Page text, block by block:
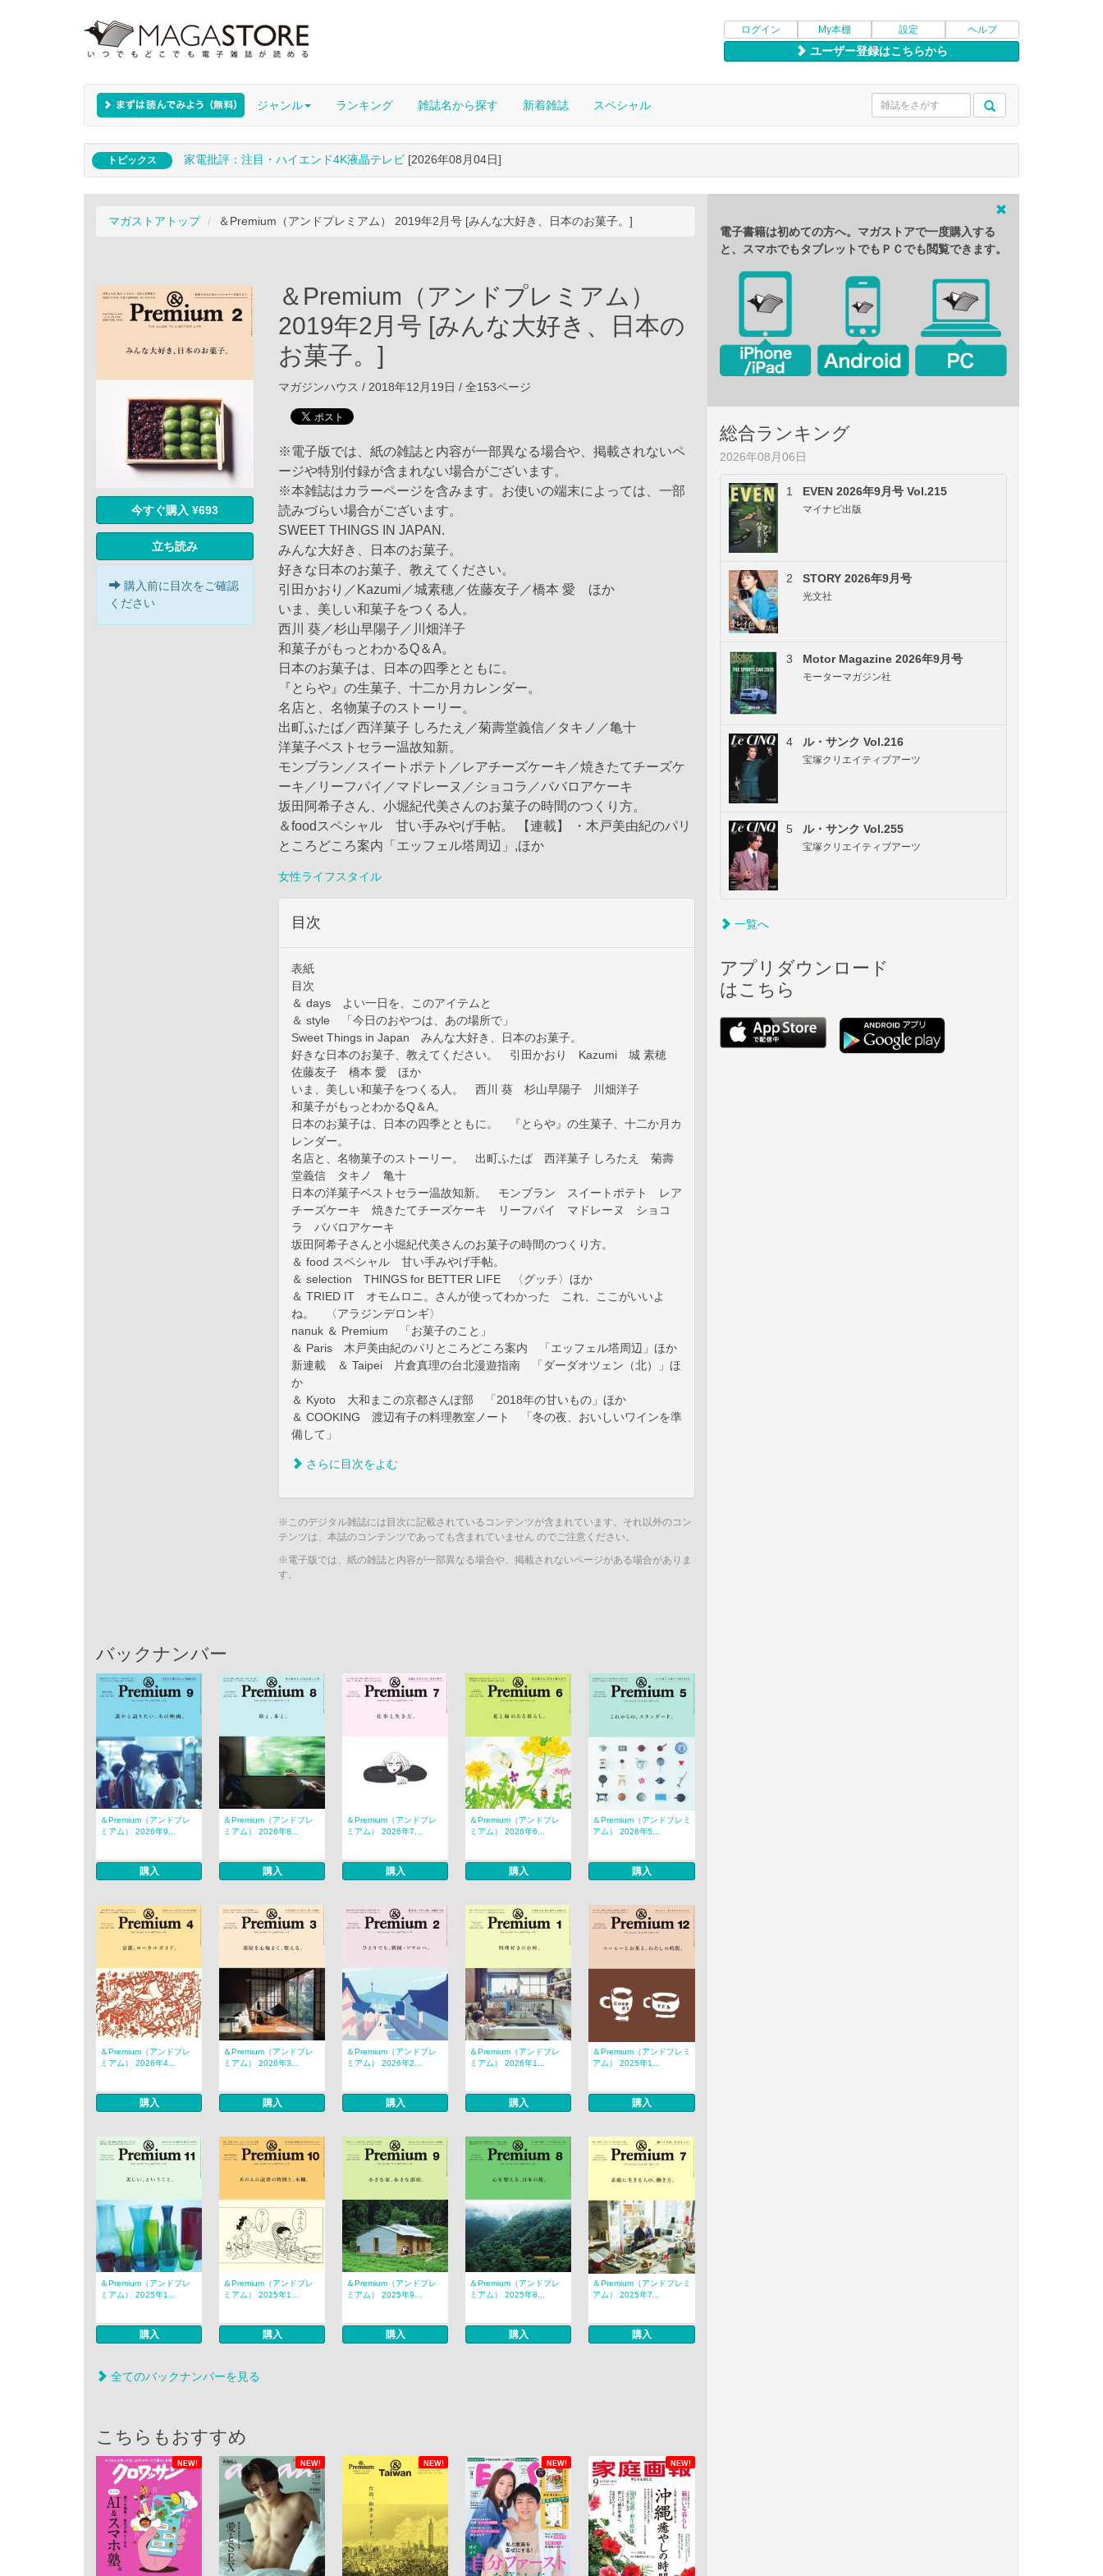
ログイン My本棚 設定 ヘルプ
ユーザー登録はこちらから
ジャンル ランキング 雑誌名から探す 新着雑誌 スペシャル
トピックス 家電批評：注目・ハイエンド4K液晶テレビ [2026年08月04日]
マガストアトップ ＆Premium（アンドプレミアム） 2019年2月号 [みんな大好き、日本のお菓子。]
今すぐ購入 ¥693
立ち読み
購入前に目次をご確認
ください
＆Premium（アンドプレミアム）
2019年2月号 [みんな大好き、日本の
お菓子。]
マガジンハウス / 2018年12月19日 / 全153ページ
※電子版では、紙の雑誌と内容が一部異なる場合や、掲載されないペ
ージや特別付録が含まれない場合がございます。
※本雑誌はカラーページを含みます。お使いの端末によっては、一部
読みづらい場合がございます。
SWEET THINGS IN JAPAN.
みんな大好き、日本のお菓子。
好きな日本のお菓子、教えてください。
引田かおり／Kazumi／城素穂／佐藤友子／橋本 愛 ほか
いま、美しい和菓子をつくる人。
西川 葵／杉山早陽子／川畑洋子
和菓子がもっとわかるQ＆A。
日本のお菓子は、日本の四季とともに。
『とらや』の生菓子、十二か月カレンダー。
名店と、名物菓子のストーリー。
出町ふたば／西洋菓子 しろたえ／菊壽堂義信／タキノ／亀十
洋菓子ベストセラー温故知新。
モンブラン／スイートポテト／レアチーズケーキ／焼きたてチーズケ
ーキ／リーフパイ／マドレーヌ／ショコラ／ババロアケーキ
坂田阿希子さん、小堀紀代美さんのお菓子の時間のつくり方。
＆foodスペシャル 甘い手みやげ手帖。 【連載】 ・木戸美由紀のパリ
ところどころ案内「エッフェル塔周辺」,ほか
女性ライフスタイル
目次
表紙
目次
＆ days よい一日を、このアイテムと
＆ style 「今日のおやつは、あの場所で」
Sweet Things in Japan みんな大好き、日本のお菓子。
好きな日本のお菓子、教えてください。 引田かおり Kazumi 城 素穂
佐藤友子 橋本 愛 ほか
いま、美しい和菓子をつくる人。 西川 葵 杉山早陽子 川畑洋子
和菓子がもっとわかるQ＆A。
日本のお菓子は、日本の四季とともに。 『とらや』の生菓子、十二か月カ
レンダー。
名店と、名物菓子のストーリー。 出町ふたば 西洋菓子 しろたえ 菊壽
堂義信 タキノ 亀十
日本の洋菓子ベストセラー温故知新。 モンブラン スイートポテト レア
チーズケーキ 焼きたてチーズケーキ リーフパイ マドレーヌ ショコ
ラ ババロアケーキ
坂田阿希子さんと小堀紀代美さんのお菓子の時間のつくり方。
＆ food スペシャル 甘い手みやげ手帖。
＆ selection THINGS for BETTER LIFE 〈グッチ〉ほか
＆ TRIED IT オモムロニ。さんが使ってわかった これ、ここがいいよ
ね。 〈アラジンデロンギ〉
nanuk ＆ Premium 「お菓子のこと」
＆ Paris 木戸美由紀のパリところどころ案内 「エッフェル塔周辺」ほか
新連載 ＆ Taipei 片倉真理の台北漫遊指南 「ダーダオツェン（北）」ほ
か
＆ Kyoto 大和まこの京都さんぽ部 「2018年の甘いもの」ほか
＆ COOKING 渡辺有子の料理教室ノート 「冬の夜、おいしいワインを準
備して」
さらに目次をよむ
※このデジタル雑誌には目次に記載されているコンテンツが含まれています。それ以外のコン
テンツは、本誌のコンテンツであっても含まれていません のでご注意ください。
※電子版では、紙の雑誌と内容が一部異なる場合や、掲載されないページがある場合がありま
す。
バックナンバー
＆Premium（アンドプレ
ミアム） 2026年9...
購入
＆Premium（アンドプレ
ミアム） 2026年8...
購入
＆Premium（アンドプレ
ミアム） 2026年7...
購入
＆Premium（アンドプレ
ミアム） 2026年6...
購入
＆Premium（アンドプレミ
アム） 2026年5...
購入
＆Premium（アンドプレ
ミアム） 2026年4...
購入
＆Premium（アンドプレ
ミアム） 2026年3...
購入
＆Premium（アンドプレ
ミアム） 2026年2...
購入
＆Premium（アンドプレ
ミアム） 2026年1...
購入
＆Premium（アンドプレミ
アム） 2025年1...
購入
＆Premium（アンドプレ
ミアム） 2025年1...
購入
＆Premium（アンドプレ
ミアム） 2025年1...
購入
＆Premium（アンドプレ
ミアム） 2025年9...
購入
＆Premium（アンドプレ
ミアム） 2025年8...
購入
＆Premium（アンドプレミ
アム） 2025年7...
購入
全てのバックナンバーを見る
こちらもおすすめ
NEW! NEW! NEW! NEW! NEW!
電子書籍は初めての方へ。マガストアで一度購入する
と、スマホでもタブレットでもＰＣでも閲覧できます。
総合ランキング
2026年08月06日
1 EVEN 2026年9月号 Vol.215
マイナビ出版
2 STORY 2026年9月号
光文社
3 Motor Magazine 2026年9月号
モーターマガジン社
4 ル・サンク Vol.216
宝塚クリエイティブアーツ
5 ル・サンク Vol.255
宝塚クリエイティブアーツ
一覧へ
アプリダウンロード
はこちら